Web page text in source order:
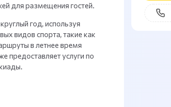
для размещения гостей.
год, используя
видов спорта, такие как
в летнее время
предоставляет услуги по